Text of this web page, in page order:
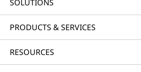
SOLUTIONS
PRODUCTS & SERVICES
RESOURCES